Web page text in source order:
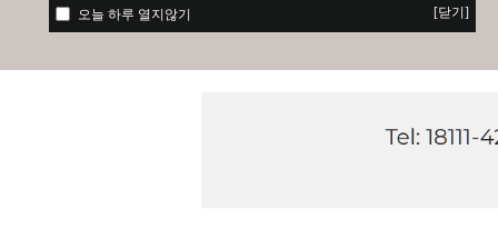
오늘 하루 열지않기 [닫기]